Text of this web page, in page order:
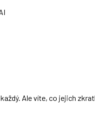
Ale víte, co jejich